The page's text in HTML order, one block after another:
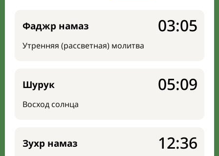
Фаджр намаз
Утренняя (рассветная) молитва
03:05
Шурук
Восход солнца
05:09
Зухр намаз 12:36